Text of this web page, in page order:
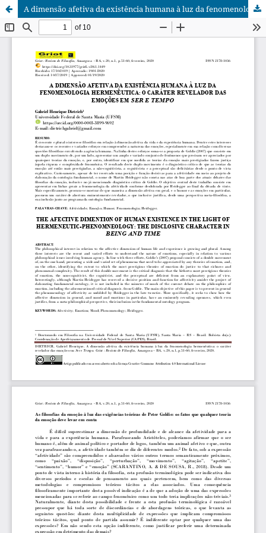
A dimensão afetiva da existência humana à luz da fenomenologia hermenêutica: o caráter revelador das emoções em Ser e Tempo